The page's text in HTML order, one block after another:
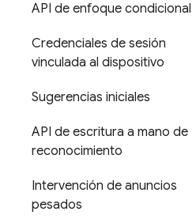
API de enfoque condicional
Credenciales de sesión
vinculada al dispositivo
Sugerencias iniciales
API de escritura a mano de
reconocimiento
Intervención de anuncios
pesados